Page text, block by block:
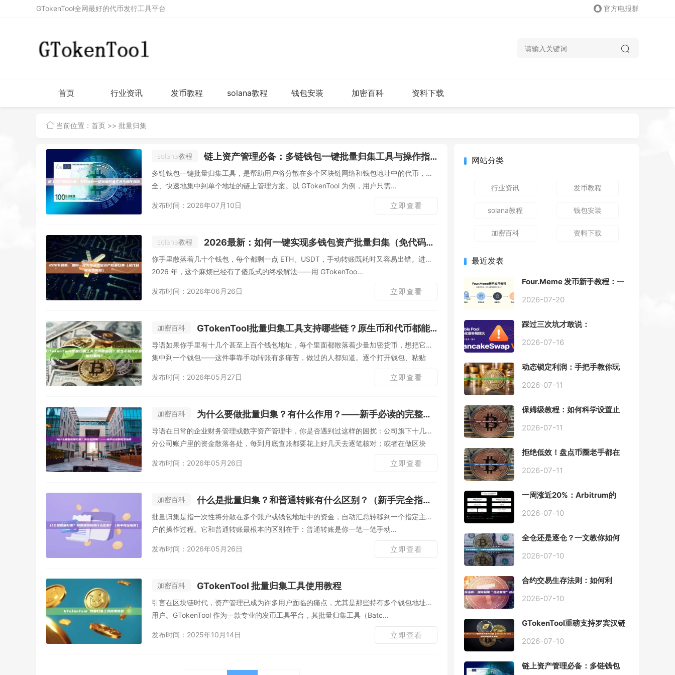
GTokenTool全网最好的代币发行工具平台 官方电报群
首页 行业资讯 发币教程 solana教程 钱包安装 加密百科 资料下载
当前位置： 首页 >> 批量归集
solana教程 链上资产管理必备：多链钱包一键批量归集工具与操作指南
多链钱包一键批量归集工具，是帮助用户将分散在多个区块链网络和钱包地址中的代币，安
全、快速地集中到单个地址的链上管理方案。以 GTokenTool 为例，用户只需...
发布时间：2026年07月10日 立即查看
solana教程 2026最新：如何一键实现多钱包资产批量归集（免代码傻瓜式教程）
你手里散落着几十个钱包，每个都剩一点 ETH、USDT，手动转账既耗时又容易出错。进入
2026 年，这个麻烦已经有了傻瓜式的终极解法——用 GTokenToo...
发布时间：2026年06月26日 立即查看
加密百科 GTokenTool批量归集工具支持哪些链？原生币和代币都能归集吗？
导语如果你手里有十几个甚至上百个钱包地址，每个里面都散落着少量加密货币，想把它们
集中到一个钱包——这件事靠手动转账有多痛苦，做过的人都知道。逐个打开钱包、粘贴
发布时间：2026年05月27日
立即查看
加密百科 为什么要做批量归集？有什么作用？——新手必读的完整指南
导语在日常的企业财务管理或数字资产管理中，你是否遇到过这样的困扰：公司旗下十几个
分公司账户里的资金散落各处，每到月底查账都要花上好几天去逐笔核对；或者在做区块
发布时间：2026年05月26日
立即查看
加密百科 什么是批量归集？和普通转账有什么区别？（新手完全指南）
批量归集是指一次性将分散在多个账户或钱包地址中的资金，自动汇总转移到一个指定主账
户的操作过程。它和普通转账最根本的区别在于：普通转账是你一笔一笔手动...
发布时间：2026年05月26日 立即查看
加密百科 GTokenTool 批量归集工具使用教程
引言在区块链时代，资产管理已成为许多用户面临的痛点，尤其是那些持有多个钱包地址的
用户。GTokenTool 作为一款专业的发币工具平台，其批量归集工具（Batc...
发布时间：2025年10月14日 立即查看
网站分类
行业资讯 发币教程
solana教程 钱包安装
加密百科 资料下载
最近发表
Four.Meme 发币新手教程：一
动踩坑
2026-07-20
踩过三次坑才敢说：
Pool 最容易翻车的不是手续
2026-07-16
动态锁定利润：手把手教你玩
2026-07-11
保姆级教程：如何科学设置止
2026-07-11
拒绝低效！盘点币圈老手都在
具
2026-07-11
一周涨近20%：Arbitrum的
Chain一夜盘活
2026-07-10
全仓还是逐仓？一文教你如何
2026-07-10
合约交易生存法则：如何利
2026-07-10
GTokenTool重磅支持罗宾汉链
程全解析
2026-07-10
链上资产管理必备：多链钱包